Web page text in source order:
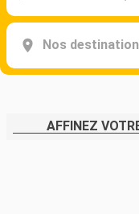
Nos
AFFINEZ